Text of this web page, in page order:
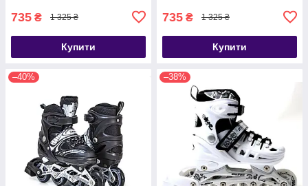
735 ₴ 1 325 ₴
Купити
735 ₴ 1 325 ₴
Купити
–40% –38%